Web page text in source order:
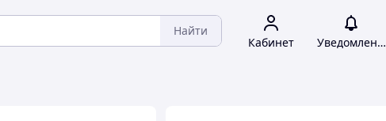
Найти
Кабинет Уведомления